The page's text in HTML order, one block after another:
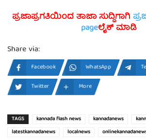
ಪ್ರಜಾಪ್ರಗತಿಯಿಂದ ತಾಜಾ ಸುದ್ದಿಗಾಗಿ
pageಲೈಕ್ ಮಾಡಿ
Share via:
Facebook WhatsApp
Twitter
More
TAGS kannada flash news kannadanews
latestkannadanews
localnews